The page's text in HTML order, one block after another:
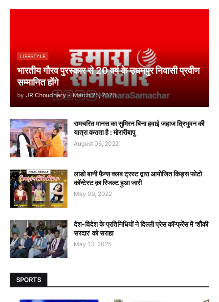
LIFESTYLE
भारतीय गौरव पुरस्कार से 20 वर्ष के उधमपुर निवासी प्रवीण
सम्मानित होंगे
by JR Choudhary - March 25, 2023
रामचरित मानस का सुमिरन बिना हवाई जहाज त्रिभुवन की
यात्रा कराता है : मोरारीबापु
August 06, 2022
लाडो बानी फैन्स क्लब ट्रस्ट द्वारा आयोजित किड्स फोटो
कॉन्टेस्ट क़ा रिजल्ट हुआ जारी
May 09, 2022
देश-विदेश के प्रतिनिधियों ने दिल्ली प्रेस कॉन्फ्रेंस में 'शौंकी
सरदार' को सराहा
May 13, 2025
SPORTS